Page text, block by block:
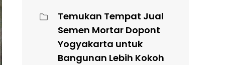
Temukan Tempat Jual
Semen Mortar Dopont
Yogyakarta untuk
Bangunan Lebih Kokoh